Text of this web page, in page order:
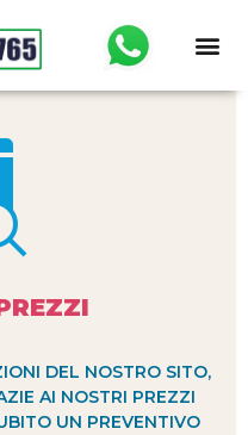
DEL NOSTRO SITO,
AI NOSTRI PREZZI
UN PREVENTIVO